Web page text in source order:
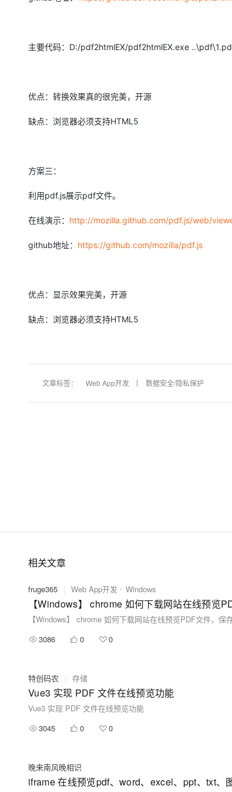
主要代码：D:/pdf2htmlEX/pdf2htmlEX.exe
优点：转换效果真的很完美，开源
缺点：浏览器必须支持HTML5
方案三：
利用pdf.js展示pdf文件。
在线演示： http://mozilla.github.com/pdf.js/web/
github地址： https://github.com/mozilla/pdf.js
优点：显示效果完美，开源
缺点：浏览器必须支持HTML5
文章标签： Web App开发 数据安全/隐私保护
相关文章
fruge365 | Web App开发 Windows
【Windows】 chrome 如何下载网站在线预览
【Windows】 chrome 如何下载网站在线预览PDF文件，保
3086
0 0
特创码农 | 存储
Vue3 实现 PDF 文件在线预览功能
Vue3 实现 PDF 文件在线预览功能
3045
0 0
晚来南风晚相识
iframe 在线预览pdf、word、excel、ppt、txt、